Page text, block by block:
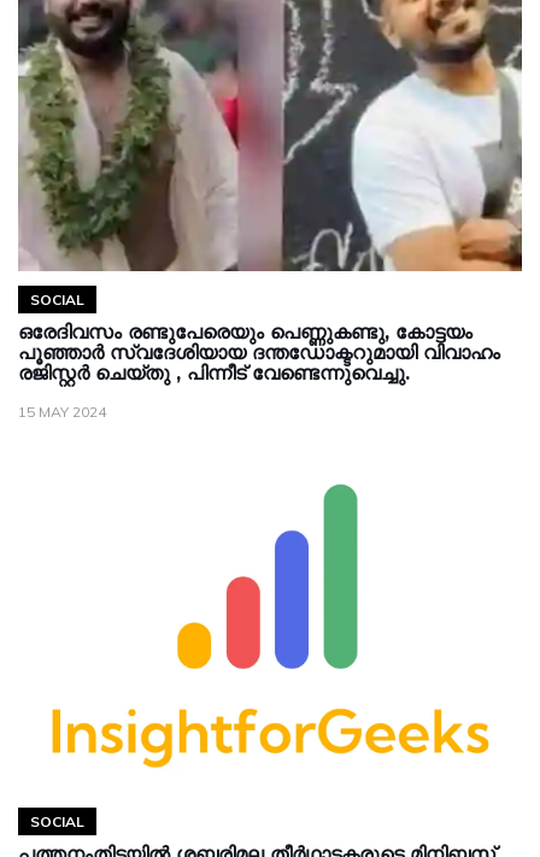
SOCIAL
ഒരേദിവസം രണ്ടുപേരെയും പെണ്ണുകണ്ടു, കോട്ടയം
പൂഞ്ഞാര്‍ സ്വദേശിയായ ദന്തഡോക്ടറുമായി വിവാഹം
രജിസ്റ്റർ ചെയ്തു , പിന്നീട് വേണ്ടെന്നുവെച്ചു.
15 MAY 2024
SOCIAL